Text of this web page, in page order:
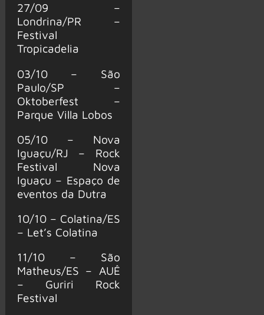
27/09 –
Londrina/PR –
Festival
Tropicadelia
03/10 – São
Paulo/SP –
Oktoberfest –
Parque Villa Lobos
05/10 – Nova
Iguaçu/RJ – Rock
Festival Nova
Iguaçu – Espaço de
eventos da Dutra
10/10 – Colatina/ES
– Let’s Colatina
11/10 – São
Matheus/ES – AUÊ
– Guriri Rock
Festival